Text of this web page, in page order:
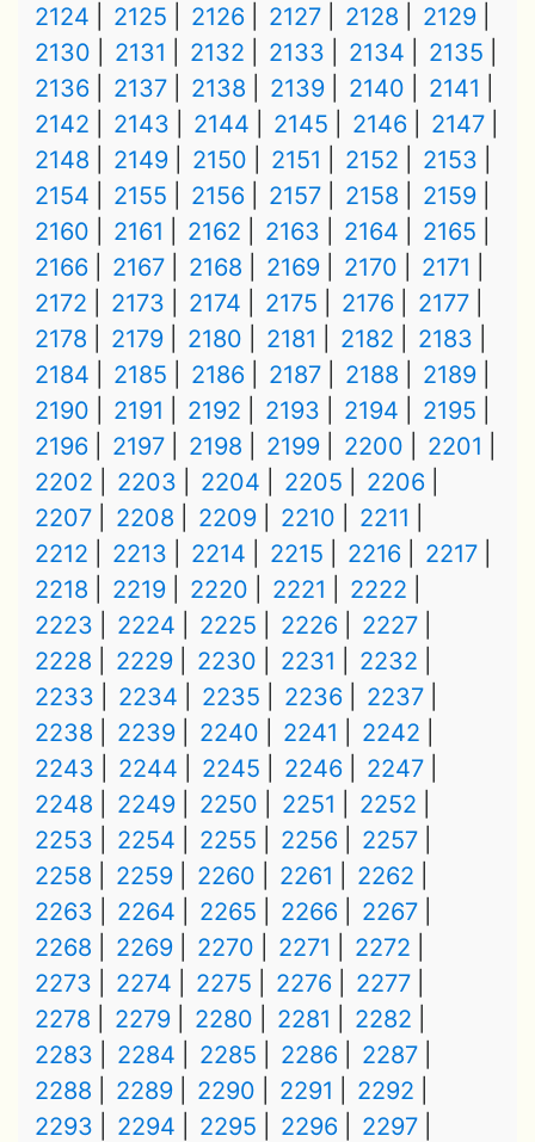
2124 2125 2126 2127 2128
2129
2130
2131 2132 2133 2134
2135
2136
2137 2138 2139 2140
2141
2142
2143 2144 2145 2146
2147
2148
2149 2150 2151 2152
2153
2154
2155 2156 2157 2158
2159
2160
2161 2162 2163 2164
2165
2166
2167 2168 2169 2170
2171
2172
2173 2174 2175 2176
2177
2178
2179 2180 2181 2182
2183
2184
2185 2186 2187 2188
2189
2190
2191 2192 2193 2194
2195
2196
2197 2198 2199 2200
2201
2202
2203 2204 2205
2206
2207
2208 2209 2210
2211
2212
2213 2214 2215 2216
2217
2218
2219 2220 2221
2222
2223
2224 2225 2226
2227
2228
2229 2230 2231
2232
2233
2234 2235 2236
2237
2238
2239 2240 2241
2242
2243
2244 2245 2246
2247
2248
2249 2250 2251
2252
2253
2254 2255 2256
2257
2258
2259 2260 2261
2262
2263
2264 2265 2266
2267
2268
2269 2270 2271
2272
2273
2274 2275 2276
2277
2278
2279 2280 2281
2282
2283
2284 2285 2286
2287
2288
2289 2290 2291
2292
2293
2294 2295 2296
2297